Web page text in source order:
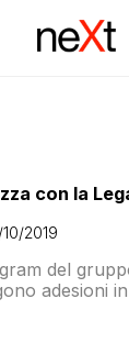
con la
10/2019
del
adesioni